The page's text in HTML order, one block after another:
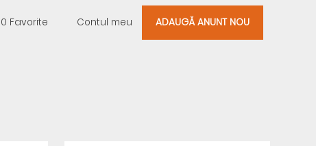
0 Favorite Contul meu ADAUGĂ ANUNT NOU